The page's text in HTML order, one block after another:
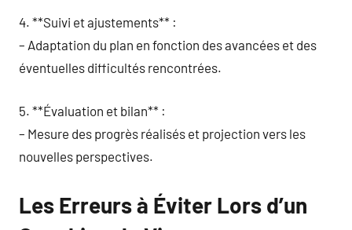
4. **Suivi et ajustements** :
– Adaptation du plan en fonction des avancées et des
éventuelles difficultés rencontrées.
5. **Évaluation et bilan** :
– Mesure des progrès réalisés et projection vers les
nouvelles perspectives.
Les Erreurs à Éviter Lors d’un